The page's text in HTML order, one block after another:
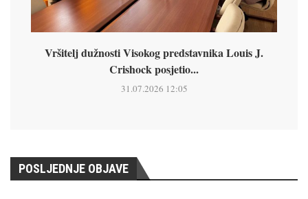
Vršitelj dužnosti Visokog predstavnika Louis J.
Crishock posjetio...
31.07.2026 12:05
POSLJEDNJE OBJAVE